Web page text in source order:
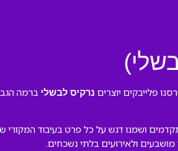
פלייבקים יוצרים נרקיס לבשלי ברמה
ושמנו דגש על כל פרט בעיבוד המקורי
מושבעים ולאירועים בלתי נשכחים.